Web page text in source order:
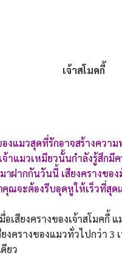
เจ้าสโมคกี้
งแมวสุดที่รักอาจสร้างควา
าแมวเหมียวนั้นกำลังรู้สึก
าฝากกันวันนี้ เสียงครางข
ณจะต้องรีบอุดหูให้เร็วที่สุด
สียงครางของเจ้าสโมคกี้
งครางของแมวทั่วไปกว่า
ยว